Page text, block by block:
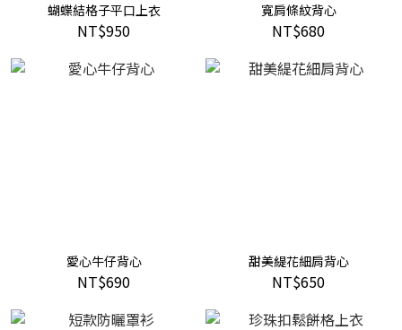
蝴蝶結格子平口上衣
NT$950
寬肩條紋背心
NT$680
愛心牛仔背心
NT$690
甜美緹花細肩背心
NT$650